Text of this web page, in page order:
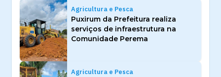
Agricultura e Pesca
Puxirum da Prefeitura realiza
serviços de infraestrutura na
Comunidade Perema
Agricultura e Pesca